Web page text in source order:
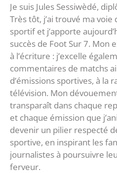
Je suis Jules Sessiwèdé,
Très tôt, j’ai trouvé ma
sportif et j’apporte
succès de Foot Sur 7. Mon
à l’écriture : j’excelle
commentaires de matchs
d’émissions sportives, à la
télévision. Mon
transparaît dans chaque
et chaque émission que
devenir un pilier respecté
sportive, en inspirant les
journalistes à poursuivre
ferveur.